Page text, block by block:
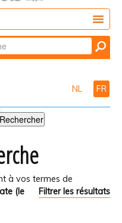
NL FR
à vos termes de
Filtrer les résultats
(le